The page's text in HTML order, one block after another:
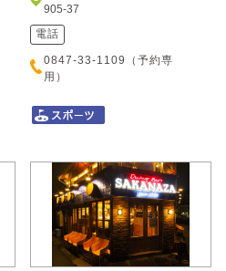
905-37
電話
0847-33-1109（予約専
用）